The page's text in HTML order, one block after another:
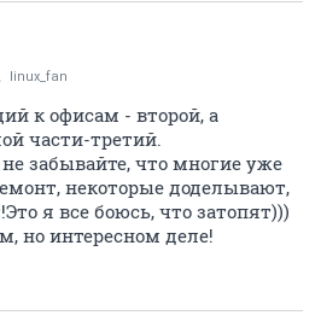
linux_fan
к офисам - второй, а
части-третий.
забывайте, что многие уже
некоторые доделывают,
я все боюсь, что затопят)))
но интересном деле!